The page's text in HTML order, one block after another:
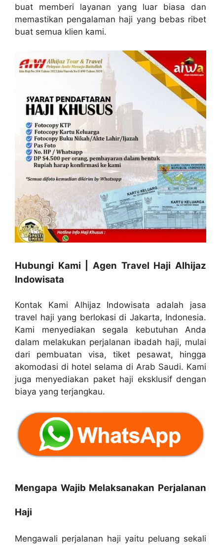
buat memberi layanan yang luar biasa dan
memastikan pengalaman haji yang bebas ribet
buat semua klien kami.
Hubungi Kami | Agen Travel Haji Alhijaz
Indowisata
Kontak Kami Alhijaz Indowisata adalah jasa
travel haji yang berlokasi di Jakarta, Indonesia.
Kami menyediakan segala kebutuhan Anda
dalam melakukan perjalanan ibadah haji, mulai
dari pembuatan visa, tiket pesawat, hingga
akomodasi di hotel selama di Arab Saudi. Kami
juga menyediakan paket haji eksklusif dengan
biaya yang terjangkau.
Mengapa Wajib Melaksanakan Perjalanan
Haji
Mengawali perjalanan haji yaitu peluang sekali